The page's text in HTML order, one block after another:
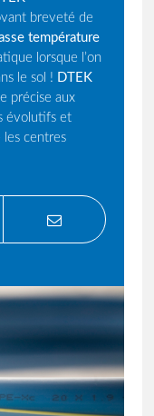
breveté de
température
lorsque l’on
le sol ! DTEK
précise aux
évolutifs et
les centres